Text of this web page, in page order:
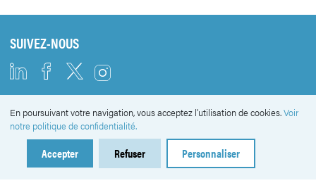
SUIVEZ-NOUS
NEWSLETTER
En poursuivant votre navigation, vous acceptez l'utilisation de cookies.Voir
notre politique de confidentialité.
Accepter Refuser Personnaliser